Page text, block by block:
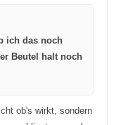
ich das noch
Beutel halt noch
ob's wirkt, sondern